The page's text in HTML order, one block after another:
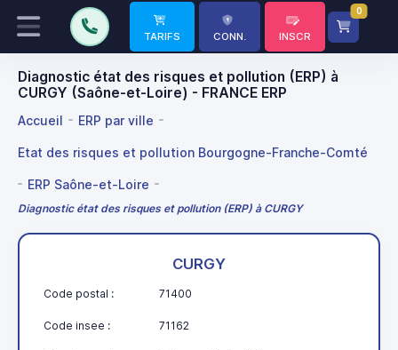
TARIFS CONN. INSCR
0
Diagnostic état des risques et pollution (ERP) à
CURGY (Saône-et-Loire) - FRANCE ERP
Accueil ERP par ville
Etat des risques et pollution Bourgogne-Franche-Comté
ERP Saône-et-Loire
Diagnostic état des risques et pollution (ERP) à CURGY
CURGY
Code postal : 71400
Code insee : 71162